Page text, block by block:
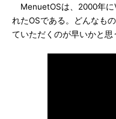
MenuetOSは、2000年に
れたOSである。どんなも
ていただくのが早いかと思